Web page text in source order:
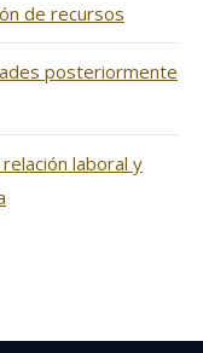
de recursos
posteriormente
laboral y